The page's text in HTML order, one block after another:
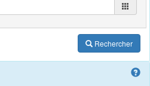
Rechercher